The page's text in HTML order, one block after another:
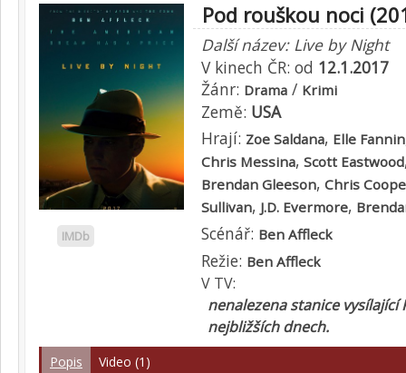
IMDb
Pod rouškou noci
Další název: Live by Night
V kinech ČR: od 12.1.2017
Žánr: Drama / Krimi
Země: USA
Hrají: Zoe Saldana, Elle
Chris Messina, Scott Eastwood
Brendan Gleeson, Chris
Sullivan, J.D. Evermore,
Scénář: Ben Affleck
Režie: Ben Affleck
V TV:
nenalezena stanice vysílající
nejbližších dnech.
Popis Video (1)